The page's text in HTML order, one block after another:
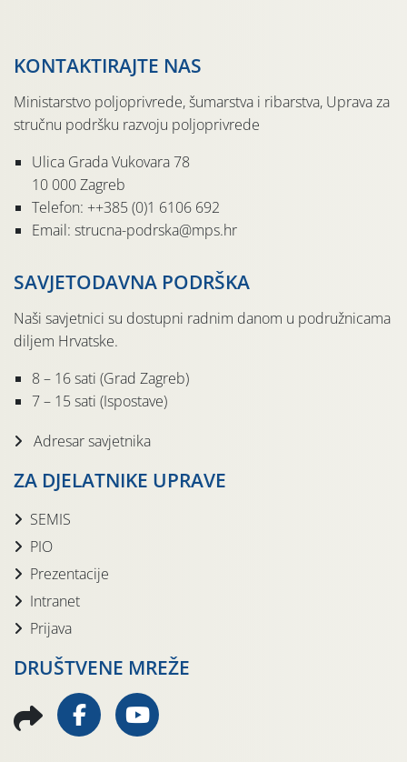
KONTAKTIRAJTE NAS
Ministarstvo poljoprivrede, šumarstva i ribarstva, Uprava za
stručnu podršku razvoju poljoprivrede
Ulica Grada Vukovara 78
10 000 Zagreb
Telefon: ++385 (0)1 6106 692
Email: strucna-podrska@mps.hr
SAVJETODAVNA PODRŠKA
Naši savjetnici su dostupni radnim danom u podružnicama
diljem Hrvatske.
8 – 16 sati (Grad Zagreb)
7 – 15 sati (Ispostave)
Adresar savjetnika
ZA DJELATNIKE UPRAVE
SEMIS
PIO
Prezentacije
Intranet
Prijava
DRUŠTVENE MREŽE